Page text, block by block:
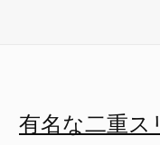
有名な二重